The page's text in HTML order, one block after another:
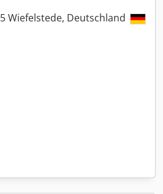
Wiefelstede, Deutschland